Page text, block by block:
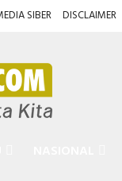
SIBER DISCLAIMER